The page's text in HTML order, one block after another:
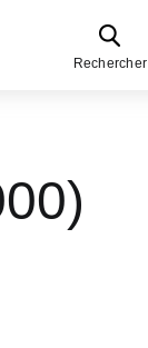
Rechercher